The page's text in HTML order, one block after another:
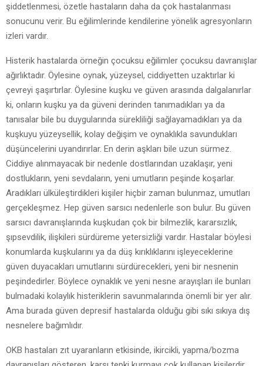
şiddetlenmesi, özetle hastaların daha da çok hastalanması
sonucunu verir. Bu eğilimlerinde kendilerine yönelik agresyonların
izleri vardır.
Histerik hastalarda örneğin çocuksu eğilimler çocuksu davranışlar
ağırlıktadır. Öylesine oynak, yüzeysel, ciddiyetten uzaktırlar ki
çevreyi şaşırtırlar. Öylesine kuşku ve güven arasında dalgalanırlar
ki, onların kuşku ya da güveni derinden tanımadıkları ya da
tanısalar bile bu duygularında sürekliliği sağlayamadıkları ya da
kuşkuyu yüzeysellik, kolay değişim ve oynaklıkla savundukları
düşüncelerini uyandırırlar. En derin aşkları bile uzun sürmez.
Ciddiye alınmayacak bir nedenle dostlarından uzaklaşır, yeni
dostlukların, yeni sevdaların, yeni umutların peşinde koşarlar.
Aradıkları ülküleştirdikleri kişiler hiçbir zaman bulunmaz, umutları
gerçekleşmez. Hep güven sarsıcı nedenlerle son bulur. Bu güven
sarsıcı davranışlarında kuşkudan çok bir bilmezlik, kararsızlık,
şıpsevdilik, ilişkileri sürdüreme yetersizliği vardır. Hastalar böylesi
konumlarda kuşkularını ya da düş kırıklıklarını işleyeceklerine
güven duyacakları umutlarını sürdürecekleri, yeni bir nesnenin
peşindedirler. Böylece oynaklık ve yeni nesne arayışları ile bunları
bulmadaki kolaylık histeriklerin savunmalarında önemli bir yer alır.
Ama burada güven depresif hastalarda olduğu gibi sıkı sıkıya dış
nesnelere bağımlıdır.
OKB hastaları zıt uyaranların etkisinde, ikircikli, yapma/bozma